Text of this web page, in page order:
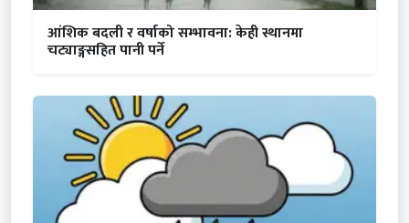
आंशिक बदली र वर्षाको सम्भावना: केही स्थानमा
चट्याङ्गसहित पानी पर्ने